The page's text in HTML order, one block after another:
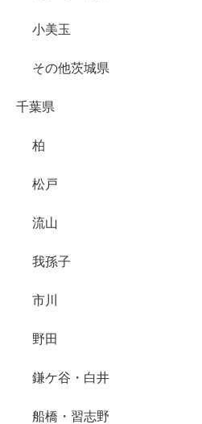
小美玉
その他茨城県
千葉県
柏
松戸
流山
我孫子
市川
野田
鎌ケ谷・白井
船橋・習志野